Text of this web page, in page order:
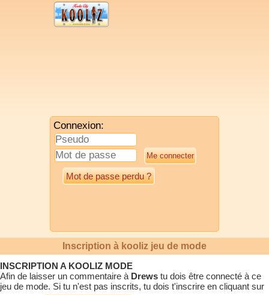
Connexion:
Mot de passe perdu ?
Inscription à kooliz jeu de mode
INSCRIPTION A KOOLIZ MODE
Afin de laisser un commentaire à Drews tu dois être connecté à ce
jeu de mode. Si tu n'est pas inscrits, tu dois t'inscrire en cliquant sur